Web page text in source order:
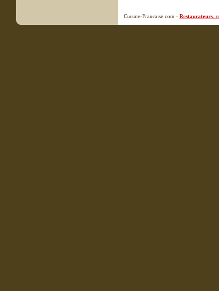
Cuisine-Francaise.com - Restaurateurs ,